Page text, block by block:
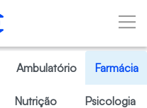
Ambulatório Farmácia
Nutrição Psicologia